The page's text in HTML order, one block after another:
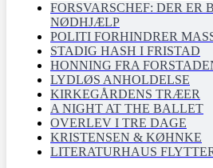
FORSVARSCHEF: DER ER
NØDHJÆLP
POLITI FORHINDRER
STADIG HASH I FRISTAD
HONNING FRA
LYDLØS ANHOLDELSE
KIRKEGÅRDENS TRÆER
A NIGHT AT THE BALLET
OVERLEV I TRE DAGE
KRISTENSEN & KØHNKE
LITERATURHAUS